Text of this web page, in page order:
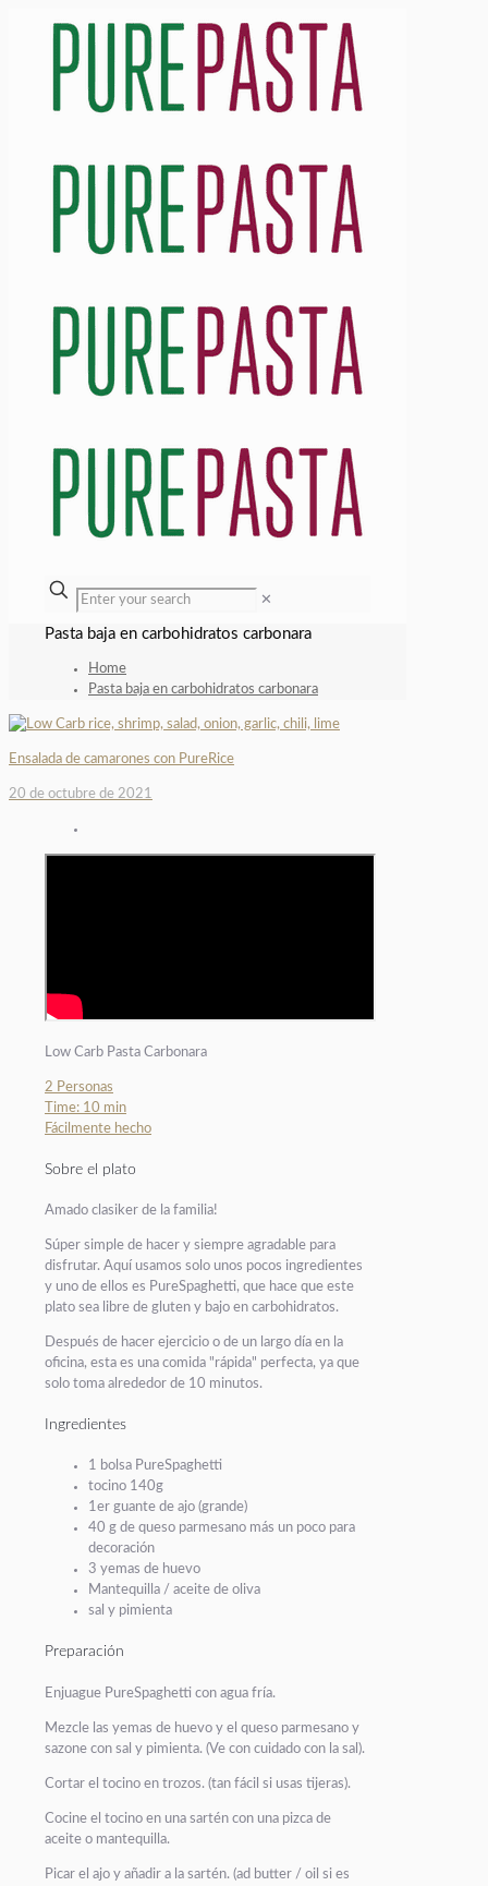
✕
Pasta baja en carbohidratos carbonara
Home
Pasta baja en carbohidratos carbonara
Ensalada de camarones con PureRice
20 de octubre de 2021
Low Carb Pasta Carbonara
2 Personas
Time: 10 min
Fácilmente hecho
Sobre el plato
Amado clasiker de la familia!
Súper simple de hacer y siempre agradable para
disfrutar. Aquí usamos solo unos pocos ingredientes
y uno de ellos es PureSpaghetti, que hace que este
plato sea libre de gluten y bajo en carbohidratos.
Después de hacer ejercicio o de un largo día en la
oficina, esta es una comida "rápida" perfecta, ya que
solo toma alrededor de 10 minutos.
Ingredientes
1 bolsa PureSpaghetti
tocino 140g
1er guante de ajo (grande)
40 g de queso parmesano más un poco para
decoración
3 yemas de huevo
Mantequilla / aceite de oliva
sal y pimienta
Preparación
Enjuague PureSpaghetti con agua fría.
Mezcle las yemas de huevo y el queso parmesano y
sazone con sal y pimienta. (Ve con cuidado con la sal).
Cortar el tocino en trozos. (tan fácil si usas tijeras).
Cocine el tocino en una sartén con una pizca de
aceite o mantequilla.
Picar el ajo y añadir a la sartén. (ad butter / oil si es